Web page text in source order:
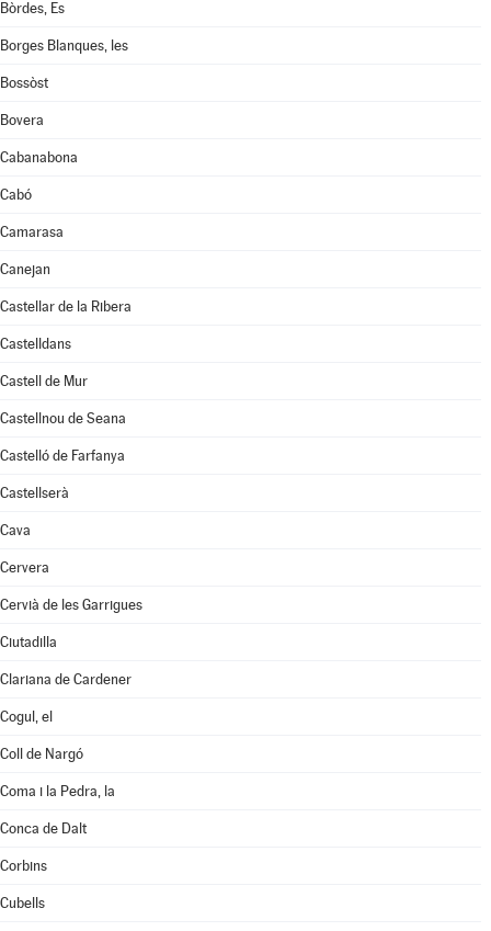
Bòrdes, Es
Borges Blanques, les
Bossòst
Bovera
Cabanabona
Cabó
Camarasa
Canejan
Castellar de la Ribera
Castelldans
Castell de Mur
Castellnou de Seana
Castelló de Farfanya
Castellserà
Cava
Cervera
Cervià de les Garrigues
Ciutadilla
Clariana de Cardener
Cogul, el
Coll de Nargó
Coma i la Pedra, la
Conca de Dalt
Corbins
Cubells